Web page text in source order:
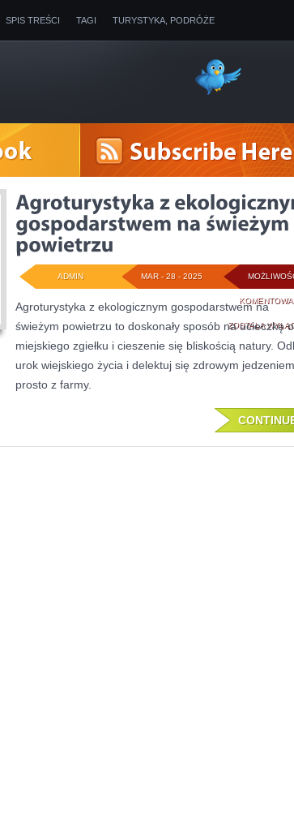
SPIS TREŚCI TAGI TURYSTYKA, PODRÓŻE
ZOSTAŁA
MAR - 28 - 2025
ADMIN
Agroturystyka z ekologicznym gospodarstwem na
świeżym powietrzu to doskonały sposób na ucieczkę
miejskiego zgiełku i cieszenie się bliskością natury.
urok wiejskiego życia i delektuj się zdrowym jedzeniem
prosto z farmy.